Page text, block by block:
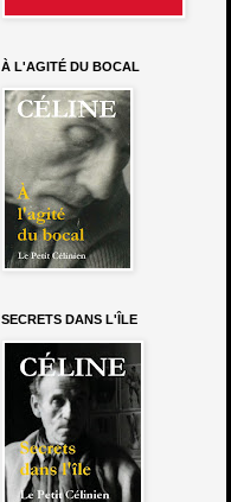
À L'AGITÉ DU BOCAL
SECRETS DANS L'ÎLE